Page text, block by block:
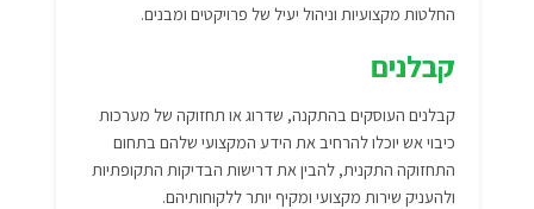
החלטות מקצועיות וניהול יעיל של פרויקטים ומבנים.
קבלנים
קבלנים העוסקים בהתקנה, שדרוג או תחזוקה של מערכות
כיבוי אש יוכלו להרחיב את הידע המקצועי שלהם בתחום
התחזוקה התקנית, להבין את דרישות הבדיקות התקופתיות
ולהעניק שירות מקצועי ומקיף יותר ללקוחותיהם.